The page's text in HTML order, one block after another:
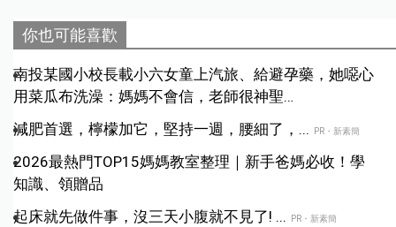
你也可能喜歡
南投某國小校長載小六女童上汽旅、給避孕藥，她噁心
用菜瓜布洗澡：媽媽不會信，老師很神聖…
減肥首選，檸檬加它，堅持一週，腰細了，...
PR・新素簡
2026最熱門TOP15媽媽教室整理｜新手爸媽必收！學
知識、領贈品
起床就先做件事，沒三天小腹就不見了! ...
PR・新素簡